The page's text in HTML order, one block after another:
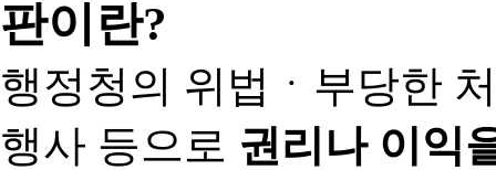
행정청의 위법ㆍ부당한
행사 등으로 권리나 이익